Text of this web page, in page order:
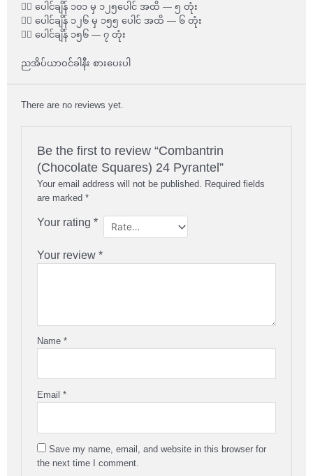
👉🏽 ပေါင်ချိန် ၁၀၁ မှ ၁၂၅ပေါင် အထိ — ၅ တုံး
👉🏽 ပေါင်ချိန် ၁၂၆ မှ ၁၅၅ ပေါင် အထိ — ၆ တုံး
👉🏽 ပေါင်ချိန် ၁၅၆ — ၇ တုံး
ညအိပ်ယာဝင်ခါနီး စားပေးပါ
There are no reviews yet.
Be the first to review “Combantrin
(Chocolate Squares) 24 Pyrantel”
Your email address will not be published. Required fields
are marked *
Your rating *
Your review *
Name *
Email *
Save my name, email, and website in this browser for
the next time I comment.